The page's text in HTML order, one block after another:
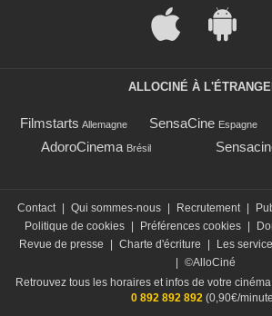
ALLOCINÉ À
Filmstarts Allemagne SensaCine Espagne
AdoroCinema Brésil
Contact Qui sommes-nous Recrutement
Politique de cookies
Préférences cookies
Revue de presse
Charte d'écriture Les
©AlloCiné
Retrouvez tous les horaires et infos de votre
0 892 892 892(0,90€/